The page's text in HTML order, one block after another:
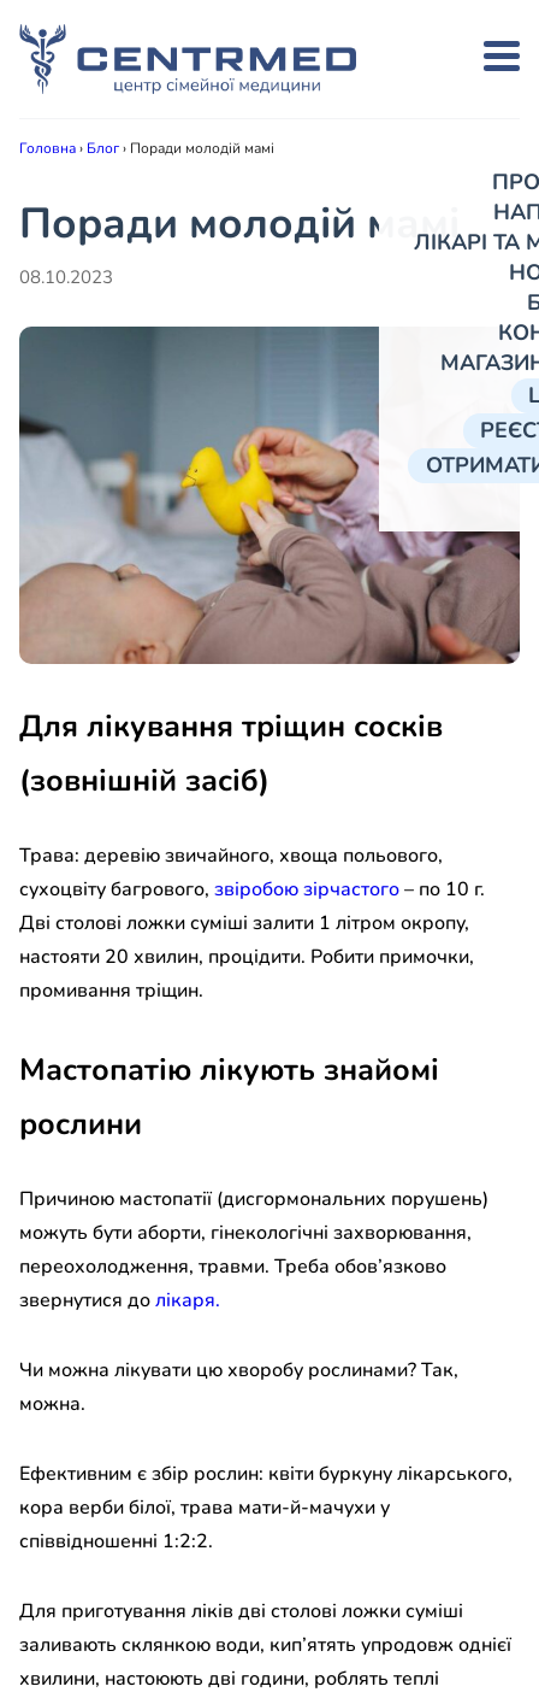
ЛІКАРІ
Головна› Блог› Поради молодій мамі
Поради молодій мамі
08.10.2023
Для лікування тріщин сосків
(зовнішній засіб)
Трава: деревію звичайного, хвоща польового,
сухоцвіту багрового, звіробою зірчастого– по 10 г.
Дві столові ложки суміші залити 1 літром окропу,
настояти 20 хвилин, процідити. Робити примочки,
промивання тріщин.
Мастопатію лікують знайомі
рослини
Причиною мастопатії (дисгормональних порушень)
можуть бути аборти, гінекологічні захворювання,
переохолодження, травми. Треба обов’язково
звернутися долікаря.
Чи можна лікувати цю хворобу рослинами?Так,
можна.
Ефективним є збір рослин: квіти буркуну лікарського,
кора верби білої, трава мати-й-мачухи у
співвідношенні 1:2:2.
Для приготування ліків дві столові ложки суміші
заливають склянкою води, кип’ятять упродовж однієї
хвилини, настоюють дві години, роблять теплі